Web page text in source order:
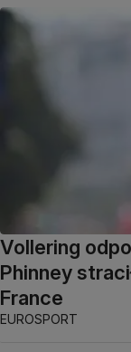
Vollering
Phinney
France
EUROSPORT